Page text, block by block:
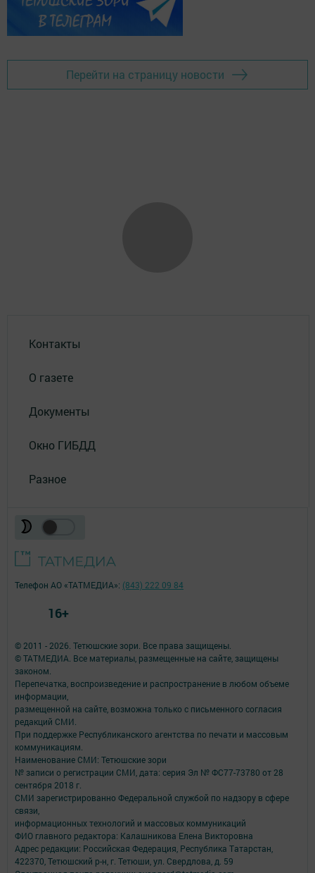
Перейти на страницу новости
Контакты
О газете
Документы
Окно ГИБДД
Разное
© 2011 - 2026. Тетюшские зори. Все права защищены.
© ТАТМЕДИА. Все материалы, размещенные на сайте, защищены
законом.
Перепечатка, воспроизведение и распространение в любом объеме
информации,
размещенной на сайте, возможна только с письменного согласия
редакций СМИ.
При поддержке Республиканского агентства по печати и массовым
коммуникациям.
Наименование СМИ: Тетюшские зори
№ записи о регистрации СМИ, дата: серия Эл № ФС77-73780 от 28
сентября 2018 г.
СМИ зарегистрированно Федеральной службой по надзору в сфере
связи,
информационных технологий и массовых коммуникаций
ФИО главного редактора: Калашникова Елена Викторовна
Адрес редакции: Российская Федерация, Республика Татарстан,
422370, Тетюшский р-н, г. Тетюши, ул. Свердлова, д. 59
Телефон АО «ТАТМЕДИА»: (843) 222 09 84
16+